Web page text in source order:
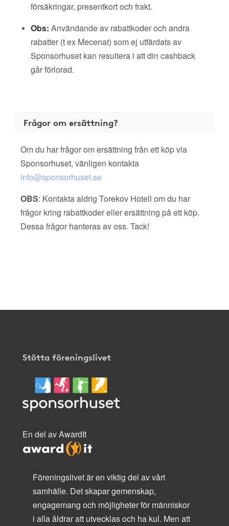
försäkringar, presentkort och frakt.
Obs: Användande av rabattkoder och andra
rabatter (t ex Mecenat) som ej utfärdats av
Sponsorhuset kan resultera i att din cashback
går förlorad.
Frågor om ersättning?
Om du har frågor om ersättning från ett köp via
Sponsorhuset, vänligen kontakta
info@sponsorhuset.se
OBS: Kontakta aldrig Torekov Hotell om du har
frågor kring rabattkoder eller ersättning på ett köp.
Dessa frågor hanteras av oss. Tack!
Stötta föreningslivet
En del av AwardIt
Föreningslivet är en viktig del av vårt
samhälle. Det skapar gemenskap,
engagemang och möjligheter för människor
i alla åldrar att utvecklas och ha kul. Men att